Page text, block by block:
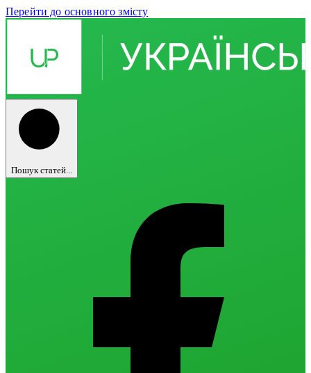
Перейти до основного змісту
Пошук статей...